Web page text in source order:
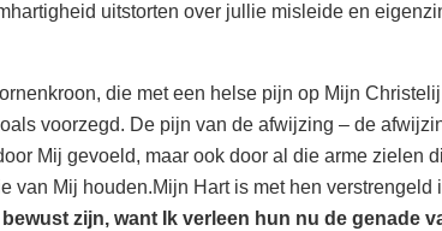
uitstorten over jullie misleide en
die met een helse pijn op Mijn
voorzegd. De pijn van de afwijzing – de
Mij gevoeld, maar ook door al die arme zielen
van Mij houden.Mijn Hart is met hen
zijn, want Ik verleen hun nu de genade